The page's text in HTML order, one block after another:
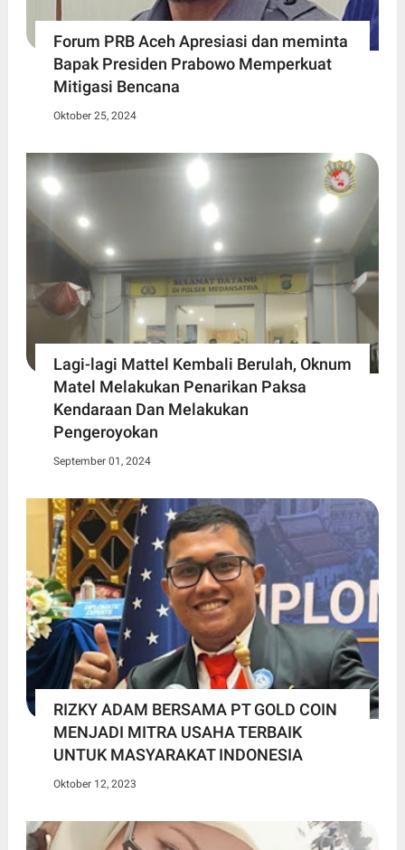
Forum PRB Aceh Apresiasi dan meminta
Bapak Presiden Prabowo Memperkuat
Mitigasi Bencana
Oktober 25, 2024
Lagi-lagi Mattel Kembali Berulah, Oknum
Matel Melakukan Penarikan Paksa
Kendaraan Dan Melakukan
Pengeroyokan
September 01, 2024
RIZKY ADAM BERSAMA PT GOLD COIN
MENJADI MITRA USAHA TERBAIK
UNTUK MASYARAKAT INDONESIA
Oktober 12, 2023